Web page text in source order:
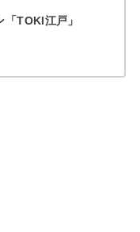
TOKI江戸」